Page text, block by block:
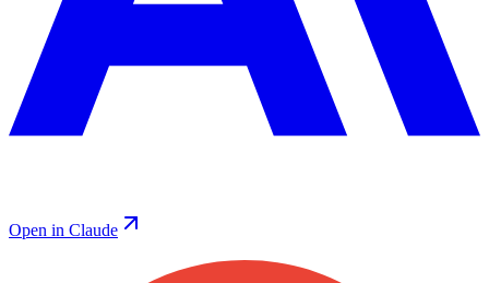
Open in Claude